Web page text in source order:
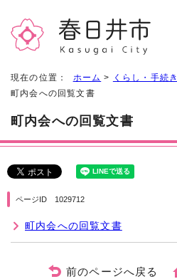
現在の位置： ホーム > くらし・手続き
町内会への回覧文書
町内会への回覧文書
ページID 1029712
町内会への回覧文書
前のページへ戻る